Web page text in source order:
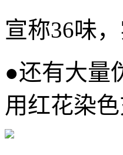
宣称36味
●还有大量
用红花染